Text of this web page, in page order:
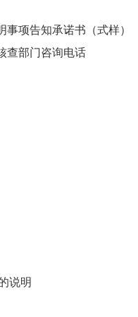
项告知承诺书（式样）
查部门咨询电话
说明